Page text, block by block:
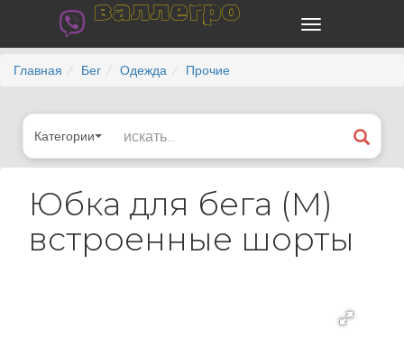
валлегро
Главная Бег Одежда Прочие
Категории
Юбка для бега (M)
встроенные шорты